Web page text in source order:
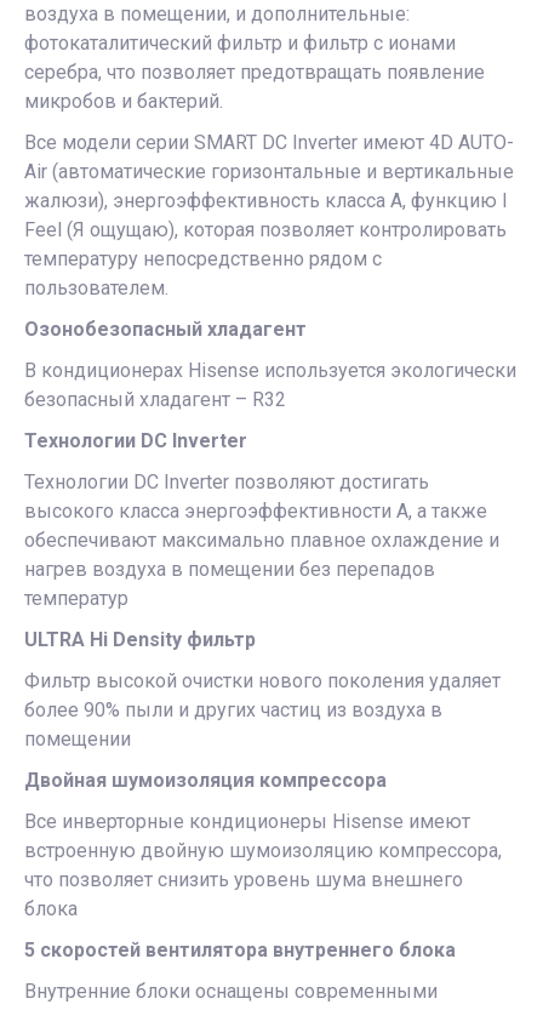
воздуха в помещении, и дополнительные:
фотокаталитический фильтр и фильтр с ионами
серебра, что позволяет предотвращать появление
микробов и бактерий.
Все модели серии SMART DC Inverter имеют 4D AUTO-
Air (автоматические горизонтальные и вертикальные
жалюзи), энергоэффективность класса А, функцию I
Feel (Я ощущаю), которая позволяет контролировать
температуру непосредственно рядом с
пользователем.
Озонобезопасный хладагент
В кондиционерах Hisense используется экологически
безопасный хладагент – R32
Технологии DC Inverter
Технологии DC Inverter позволяют достигать
высокого класса энергоэффективности А, а также
обеспечивают максимально плавное охлаждение и
нагрев воздуха в помещении без перепадов
температур
ULTRA Hi Density фильтр
Фильтр высокой очистки нового поколения удаляет
более 90% пыли и других частиц из воздуха в
помещении
Двойная шумоизоляция компрессора
Все инверторные кондиционеры Hisense имеют
встроенную двойную шумоизоляцию компрессора,
что позволяет снизить уровень шума внешнего
блока
5 скоростей вентилятора внутреннего блока
Внутренние блоки оснащены современными